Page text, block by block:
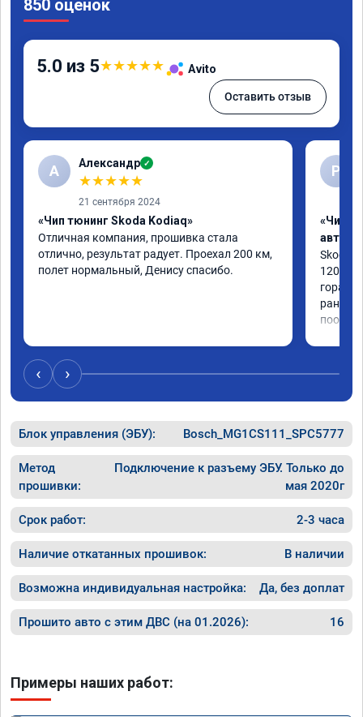
850 оценок
5.0 из 5★★★★★ Avito
Оставить отзыв
А Александр ✓
★★★★★
21 сентября 2024
«Чип тюнинг Skoda Kodiaq»
Отличная компания, прошивка стала
отлично, результат радует. Проехал 200 км,
полет нормальный, Денису спасибо.
Р
«Чип
Skoda
120
раньше
‹ ›
Блок управления (ЭБУ): Bosch_MG1CS111_SPC5777
Метод
прошивки:
Подключение к разъему ЭБУ. Только до
мая 2020г
Срок работ: 2-3 часа
Наличие откатанных прошивок: В наличии
Возможна индивидуальная настройка: Да, без доплат
Прошито авто с этим ДВС (на 01.2026): 16
Примеры наших работ: